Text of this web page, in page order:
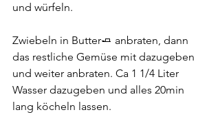
und würfeln.
Zwiebeln in Butter🧈 anbraten, dann
das restliche Gemüse mit dazugeben
und weiter anbraten. Ca 1 1/4 Liter
Wasser dazugeben und alles 20min
lang köcheln lassen.